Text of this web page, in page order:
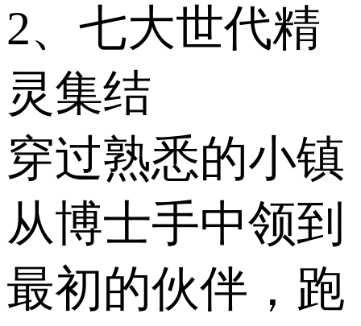
2、七大世代精
灵集结
穿过熟悉的小镇
从博士手中领到
最初的伙伴，跑